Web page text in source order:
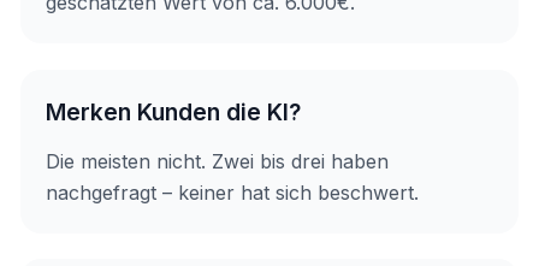
Merken Kunden die KI?
Die meisten nicht. Zwei bis drei haben
nachgefragt – keiner hat sich beschwert.